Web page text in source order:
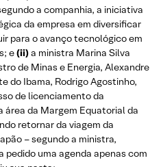
a companhia, a iniciativa
da empresa em diversificar
para o avanço tecnológico em
e(ii)a ministra Marina Silva
de Minas e Energia, Alexandre
do Ibama, Rodrigo Agostinho,
de licenciamento da
área da Margem Equatorial da
retornar da viagem da
– segundo a ministra,
pedido uma agenda apenas com